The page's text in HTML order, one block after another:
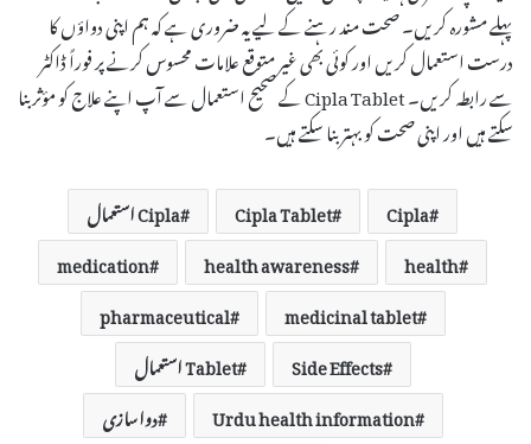
پہلے مشورہ کریں۔ صحت مند رہنے کے لیے یہ ضروری ہے کہ ہم اپنی دواؤں کا
درست استعمال کریں اور کوئی بھی غیر متوقع علامات محسوس کرنے پر فوراً ڈاکٹر
سے رابطہ کریں۔ Cipla Tablet کے صحیح استعمال سے آپ اپنے علاج کو مؤثر بنا
سکتے ہیں اور اپنی صحت کو بہتر بنا سکتے ہیں۔
Cipla
Cipla Tablet
Cipla استعمال
health
health awareness
medication
medicinal tablet
pharmaceutical
Side Effects
Tablet استعمال
Urdu health information
دواسازی